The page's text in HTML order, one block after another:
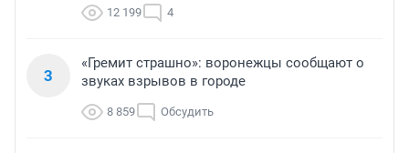
12 199 4
3
«Гремит страшно»: воронежцы сообщают о
звуках взрывов в городе
8 859 Обсудить